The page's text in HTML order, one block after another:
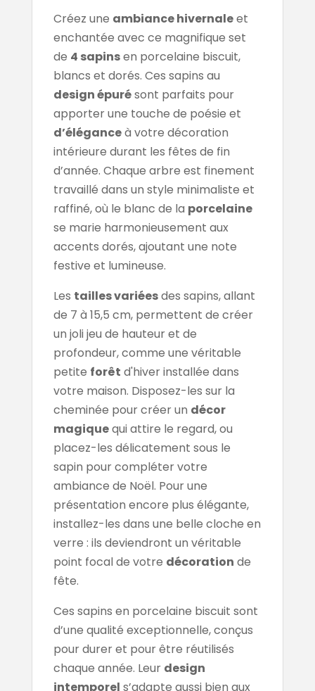
Créez une ambiance hivernaleet
enchantée avec ce magnifique set
de 4 sapinsen porcelaine biscuit,
blancs et dorés. Ces sapins au
design épurésont parfaits pour
apporter une touche de poésie et
d’éléganceà votre décoration
intérieure durant les fêtes de fin
d’année. Chaque arbre est finement
travaillé dans un style minimaliste et
raffiné, où le blanc de la porcelaine
se marie harmonieusement aux
accents dorés, ajoutant une note
festive et lumineuse.
Les tailles variéesdes sapins, allant
de 7 à 15,5 cm, permettent de créer
un joli jeu de hauteur et de
profondeur, comme une véritable
petite forêt d'hiver installée dans
votre maison. Disposez-les sur la
cheminée pour créer un décor
magiquequi attire le regard, ou
placez-les délicatement sous le
sapin pour compléter votre
ambiance de Noël. Pour une
présentation encore plus élégante,
installez-les dans une belle cloche en
verre : ils deviendront un véritable
point focal de votre décoration de
fête.
Ces sapins en porcelaine biscuit sont
d’une qualité exceptionnelle, conçus
pour durer et pour être réutilisés
chaque année. Leur design
intemporel s’adapte aussi bien aux